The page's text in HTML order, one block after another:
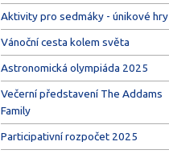
Aktivity pro sedmáky - únikové hry
Vánoční cesta kolem světa
Astronomická olympiáda 2025
Večerní představení The Addams
Family
Participativní rozpočet 2025